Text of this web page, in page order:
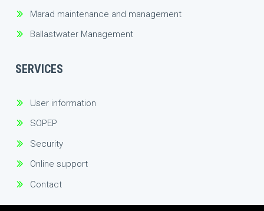
Marad maintenance and management
Ballastwater Management
SERVICES
User information
SOPEP
Security
Online support
Contact